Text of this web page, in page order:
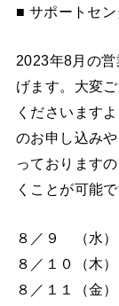
■ サポートセ
2023年8月の
げます。大変
くださいます
のお申し込み
っております
くことが可能で
８／９ （
８／１０（
８／１１